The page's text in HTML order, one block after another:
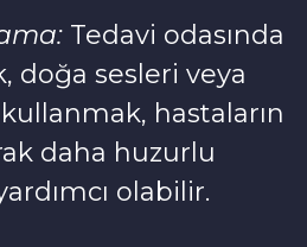
Tedavi odasında
doğa sesleri veya
hastaların
daha huzurlu
olabilir.